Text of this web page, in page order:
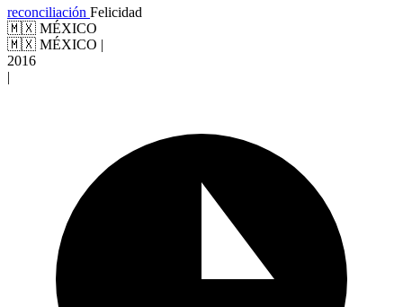
reconciliación Felicidad
🇲🇽 MÉXICO
🇲🇽 MÉXICO |
2016
|